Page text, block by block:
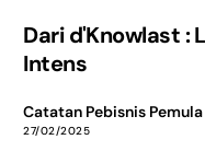
Dari d'Knowlast :
Intens
Catatan Pebisnis Pemula
27/02/2025